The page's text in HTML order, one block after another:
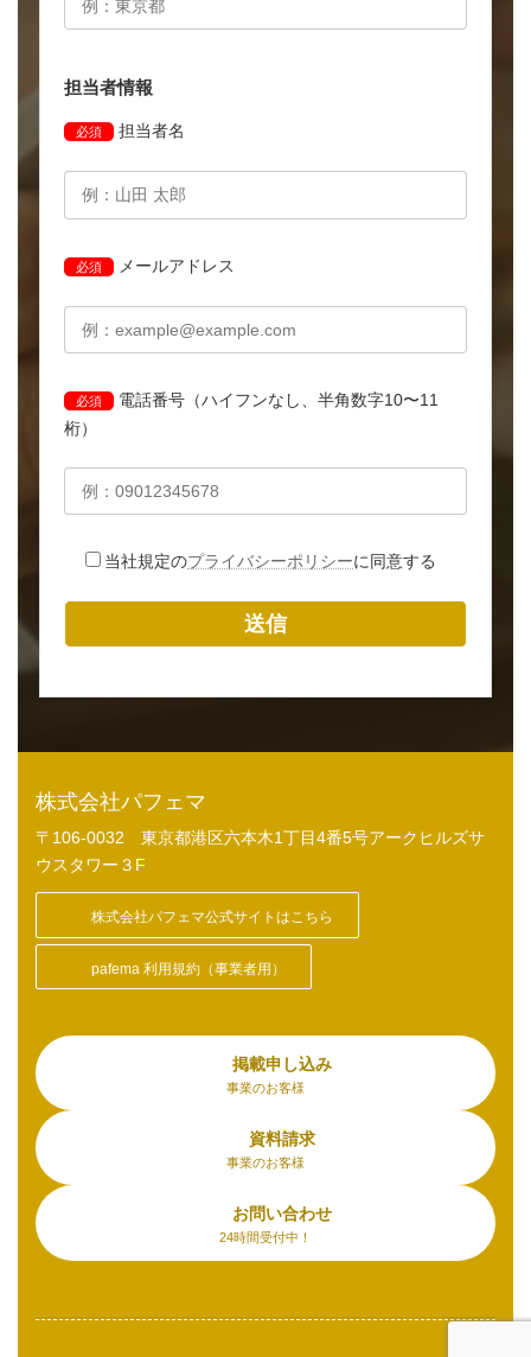
担当者情報
必須 担当者名
必須 メールアドレス
必須
電話番号（ハイフンなし、半角数字10〜11
桁）
当社規定のプライバシーポリシーに同意する
株式会社パフェマ
〒106-0032 東京都港区六本木1丁目4番5号アークヒルズサ
ウスタワー３F
株式会社パフェマ公式サイトはこちら
pafema 利用規約（事業者用）
掲載申し込み
事業のお客様
資料請求
事業のお客様
お問い合わせ
24時間受付中！